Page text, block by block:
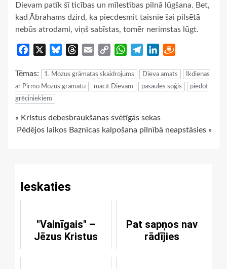
Dievam patīk šī ticības un mīlestības pilnā lūgšana. Bet,
kad Ābrahams dzird, ka piecdesmit taisnie šai pilsētā
nebūs atrodami, viņš sabīstas, tomēr nerimstas lūgt.
Facebook BlueskyThreads
Email
Copy
WhatsApp
TelegramLinkedIn
Tēmas: 1. Mozus grāmatas skaidrojums Dieva amats
Ikdienas
ar Pirmo Mozus grāmatu
mācīt Dievam pasaules soģis
piedot
grēciniekiem
Continue
« Kristus debesbraukšanas svētīgās sekas
Pēdējos laikos Baznīcas kalpošana pilnībā neapstāsies »
Ieskaties
"Vainīgais" –
Jēzus Kristus
Pat sapņos nav
rādījies